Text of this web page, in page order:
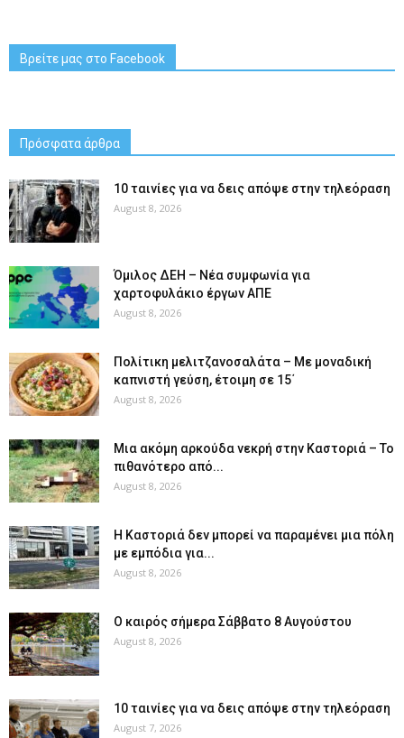
Βρείτε μας στο Facebook
Πρόσφατα άρθρα
10 ταινίες για να δεις απόψε στην τηλεόραση
August 8, 2026
Όμιλος ΔΕΗ – Νέα συμφωνία για
χαρτοφυλάκιο έργων ΑΠΕ
August 8, 2026
Πολίτικη μελιτζανοσαλάτα – Με μοναδική
καπνιστή γεύση, έτοιμη σε 15΄
August 8, 2026
Μια ακόμη αρκούδα νεκρή στην Καστοριά – Το
πιθανότερο από...
August 8, 2026
Η Καστοριά δεν μπορεί να παραμένει μια πόλη
με εμπόδια για...
August 8, 2026
Ο καιρός σήμερα Σάββατο 8 Αυγούστου
August 8, 2026
10 ταινίες για να δεις απόψε στην τηλεόραση
August 7, 2026